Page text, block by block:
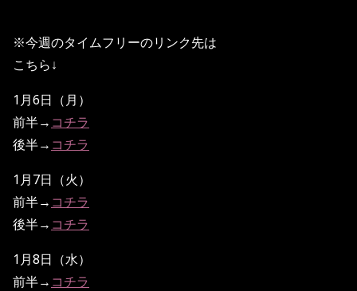
※今週のタイムフリーのリンク先は
こちら↓
1月6日（月）
前半→ コチラ
後半→ コチラ
1月7日（火）
前半→ コチラ
後半→ コチラ
1月8日（水）
前半→ コチラ